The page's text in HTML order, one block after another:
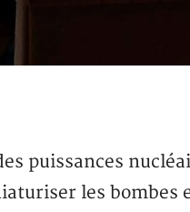
puissances
les bombes